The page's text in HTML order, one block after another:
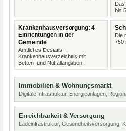
Das
bis
Krankenhausversorgung: 4
Einrichtungen in der
Gemeinde
Amtliches Destatis-
Krankenhausverzeichnis mit
Betten- und Notfallangaben.
Die
750
Immobilien & Wohnungsmarkt
Digitale Infrastruktur, Energieanlagen,
Erreichbarkeit & Versorgung
Ladeinfrastruktur, Gesundheitsversorgung,